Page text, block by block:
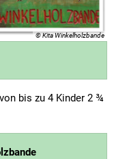
Schutzhütten
© Kita Winkelholzbande
bis zu 4 Kinder 2 ¾